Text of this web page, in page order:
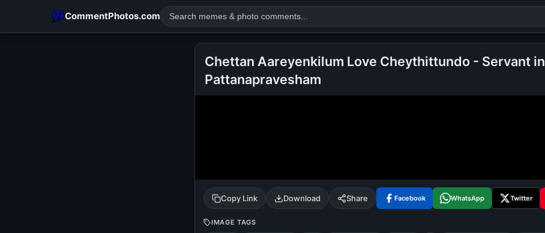
CommentPhotos.com
Chettan Aareyenkilum Love Cheythittundo - Servant in
Pattanapravesham
Copy Link Download Share Facebook WhatsApp Twitter
IMAGE TAGS